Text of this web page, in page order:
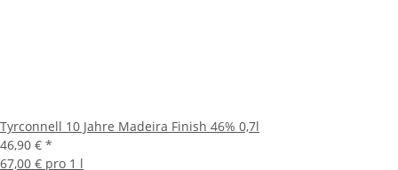
Tyrconnell 10 Jahre Madeira Finish 46% 0,7l
46,90 € *
67,00 € pro 1 l